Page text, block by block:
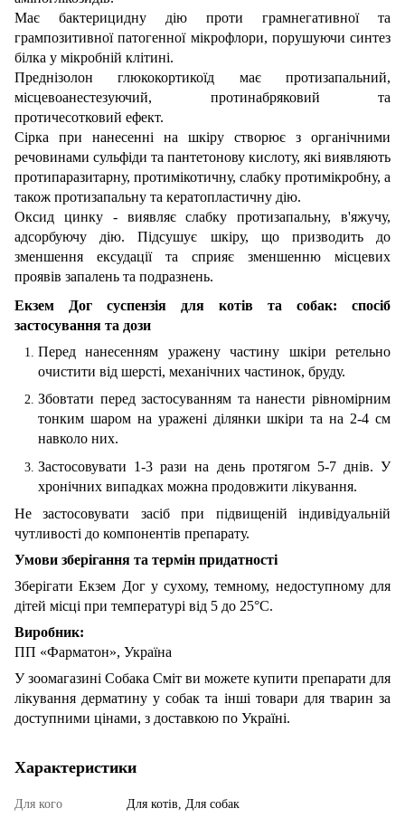
Має бактерицидну дію проти грамнегативної та
грампозитивної патогенної мікрофлори, порушуючи синтез
білка у мікробній клітині.
Преднізолон глюкокортикоїд має протизапальний,
місцевоанестезуючий, протинабряковий та
протичесотковий ефект.
Сірка при нанесенні на шкіру створює з органічними
речовинами сульфіди та пантетонову кислоту, які виявляють
протипаразитарну, протимікотичну, слабку протимікробну, а
також протизапальну та кератопластичну дію.
Оксид цинку - виявляє слабку протизапальну, в'яжучу,
адсорбуючу дію. Підсушує шкіру, що призводить до
зменшення ексудації та сприяє зменшенню місцевих
проявів запалень та подразнень.
Екзем Дог суспензія для котів та собак: спосіб
застосування та дози
Перед нанесенням уражену частину шкіри ретельно
очистити від шерсті, механічних частинок, бруду.
Збовтати перед застосуванням та нанести рівномірним
тонким шаром на уражені ділянки шкіри та на 2-4 см
навколо них.
Застосовувати 1-3 рази на день протягом 5-7 днів. У
хронічних випадках можна продовжити лікування.
Не застосовувати засіб при підвищеній індивідуальній
чутливості до компонентів препарату.
Умови зберігання та термін придатності
Зберігати Екзем Дог у сухому, темному, недоступному для
дітей місці при температурі від 5 до 25°С.
Виробник:
ПП «Фарматон», Україна
У зоомагазині Собака Сміт ви можете купити препарати для
лікування дерматину у собак та інші товари для тварин за
доступними цінами, з доставкою по Україні.
Характеристики
Для кого Для котів, Для собак